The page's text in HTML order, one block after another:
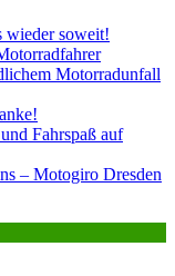
wieder soweit!
Motorradunfall
Fahrspaß auf
– Motogiro Dresden